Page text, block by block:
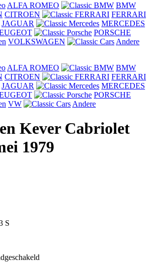
ALFA ROMEO
BMW
CITROEN
FERRARI
JAGUAR
MERCEDES
PORSCHE
VOLKSWAGEN
Andere
ALFA ROMEO
BMW
CITROEN
FERRARI
JAGUAR
MERCEDES
PORSCHE
VW
Andere
Kever Cabriolet
1979
S